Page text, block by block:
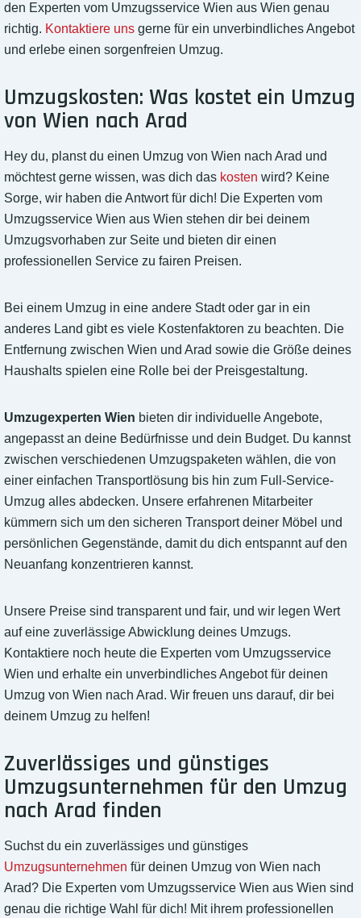
den Experten vom Umzugsservice Wien aus Wien genau
richtig. Kontaktiere uns gerne für ein unverbindliches Angebot
und erlebe einen sorgenfreien Umzug.
Umzugskosten: Was kostet ein Umzug
von Wien nach Arad
Hey du, planst du einen Umzug von Wien nach Arad und
möchtest gerne wissen, was dich das kosten wird? Keine
Sorge, wir haben die Antwort für dich! Die Experten vom
Umzugsservice Wien aus Wien stehen dir bei deinem
Umzugsvorhaben zur Seite und bieten dir einen
professionellen Service zu fairen Preisen.
Bei einem Umzug in eine andere Stadt oder gar in ein
anderes Land gibt es viele Kostenfaktoren zu beachten. Die
Entfernung zwischen Wien und Arad sowie die Größe deines
Haushalts spielen eine Rolle bei der Preisgestaltung.
Umzugexperten Wien bieten dir individuelle Angebote,
angepasst an deine Bedürfnisse und dein Budget. Du kannst
zwischen verschiedenen Umzugspaketen wählen, die von
einer einfachen Transportlösung bis hin zum Full-Service-
Umzug alles abdecken. Unsere erfahrenen Mitarbeiter
kümmern sich um den sicheren Transport deiner Möbel und
persönlichen Gegenstände, damit du dich entspannt auf den
Neuanfang konzentrieren kannst.
Unsere Preise sind transparent und fair, und wir legen Wert
auf eine zuverlässige Abwicklung deines Umzugs.
Kontaktiere noch heute die Experten vom Umzugsservice
Wien und erhalte ein unverbindliches Angebot für deinen
Umzug von Wien nach Arad. Wir freuen uns darauf, dir bei
deinem Umzug zu helfen!
Zuverlässiges und günstiges
Umzugsunternehmen für den Umzug
nach Arad finden
Suchst du ein zuverlässiges und günstiges
Umzugsunternehmen für deinen Umzug von Wien nach
Arad? Die Experten vom Umzugsservice Wien aus Wien sind
genau die richtige Wahl für dich! Mit ihrem professionellen